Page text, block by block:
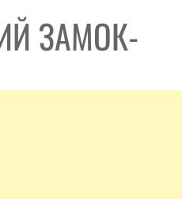
ЗАМОК-